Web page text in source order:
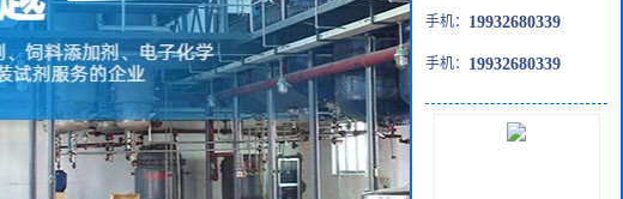
手机： 19932680339
手机： 19932680339